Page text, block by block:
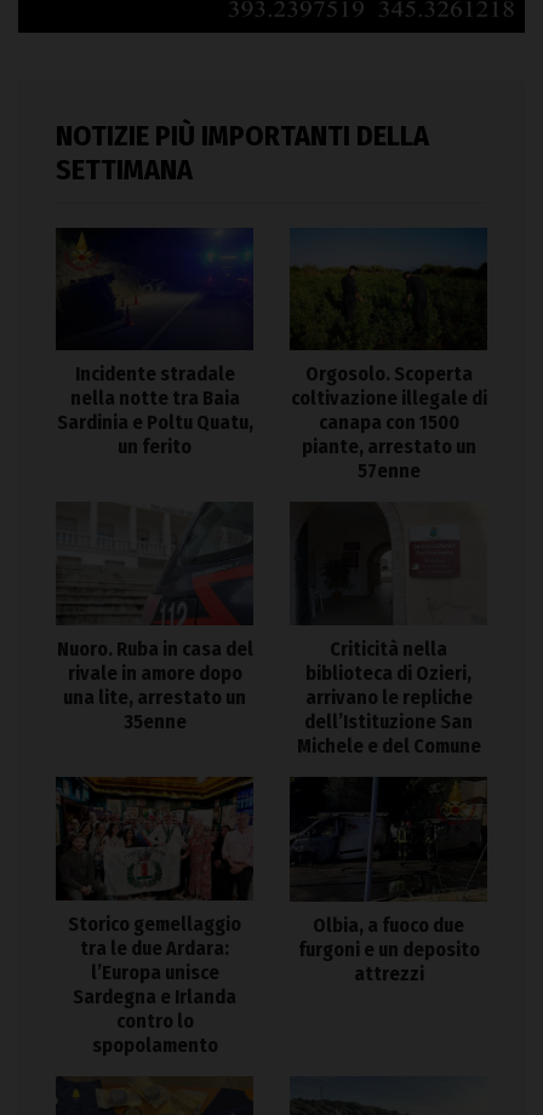
NOTIZIE PIÙ IMPORTANTI DELLA
SETTIMANA
Incidente stradale
nella notte tra Baia
Sardinia e Poltu Quatu,
un ferito
Orgosolo. Scoperta
coltivazione illegale di
canapa con 1500
piante, arrestato un
57enne
Nuoro. Ruba in casa del
rivale in amore dopo
una lite, arrestato un
35enne
Criticità nella
biblioteca di Ozieri,
arrivano le repliche
dell’Istituzione San
Michele e del Comune
Storico gemellaggio
tra le due Ardara:
l’Europa unisce
Sardegna e Irlanda
contro lo
spopolamento
Olbia, a fuoco due
furgoni e un deposito
attrezzi